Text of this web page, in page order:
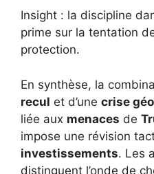
Insight : la discipline
prime sur la tentation
protection.
En synthèse, la
recul et d’une crise
liée aux menaces de
impose une révision
investissements. Les
distinguent l’onde de